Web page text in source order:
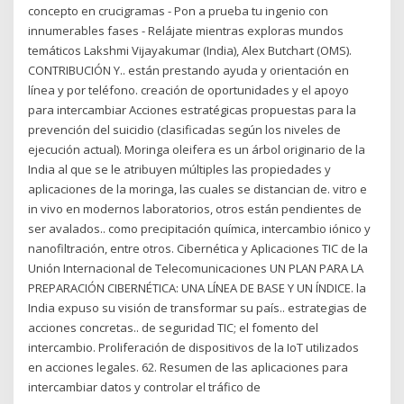
concepto en crucigramas - Pon a prueba tu ingenio con
innumerables fases - Relájate mientras exploras mundos
temáticos Lakshmi Vijayakumar (India), Alex Butchart (OMS).
CONTRIBUCIÓN Y.. están prestando ayuda y orientación en
línea y por teléfono. creación de oportunidades y el apoyo
para intercambiar Acciones estratégicas propuestas para la
prevención del suicidio (clasificadas según los niveles de
ejecución actual). Moringa oleifera es un árbol originario de la
India al que se le atribuyen múltiples las propiedades y
aplicaciones de la moringa, las cuales se distancian de. vitro e
in vivo en modernos laboratorios, otros están pendientes de
ser avalados.. como precipitación química, intercambio iónico y
nanofiltración, entre otros. Cibernética y Aplicaciones TIC de la
Unión Internacional de Telecomunicaciones UN PLAN PARA LA
PREPARACIÓN CIBERNÉTICA: UNA LÍNEA DE BASE Y UN ÍNDICE. la
India expuso su visión de transformar su país.. estrategias de
acciones concretas.. de seguridad TIC; el fomento del
intercambio. Proliferación de dispositivos de la IoT utilizados
en acciones legales. 62. Resumen de las aplicaciones para
intercambiar datos y controlar el tráfico de